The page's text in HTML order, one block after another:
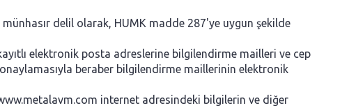
delil olarak, HUMK madde 287'ye uygun şekilde
elektronik posta adreslerine bilgilendirme mailleri ve cep
beraber bilgilendirme maillerinin elektronik
internet adresindeki bilgilerin ve diğer